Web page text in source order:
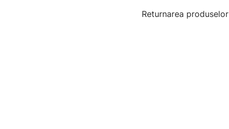
Returnarea produselor